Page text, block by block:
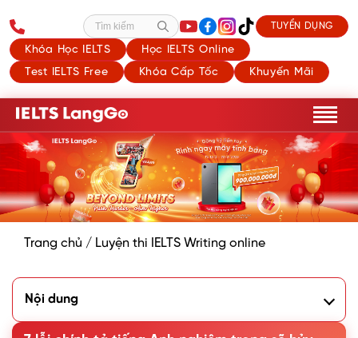
Khóa Học IELTS
Học IELTS Online
Test IELTS Free
Khóa Cấp Tốc Khuyến Mãi
Tìm kiếm TUYỂN DỤNG
Trang chủ / Luyện thi IELTS Writing online
Nội dung
bài Writing